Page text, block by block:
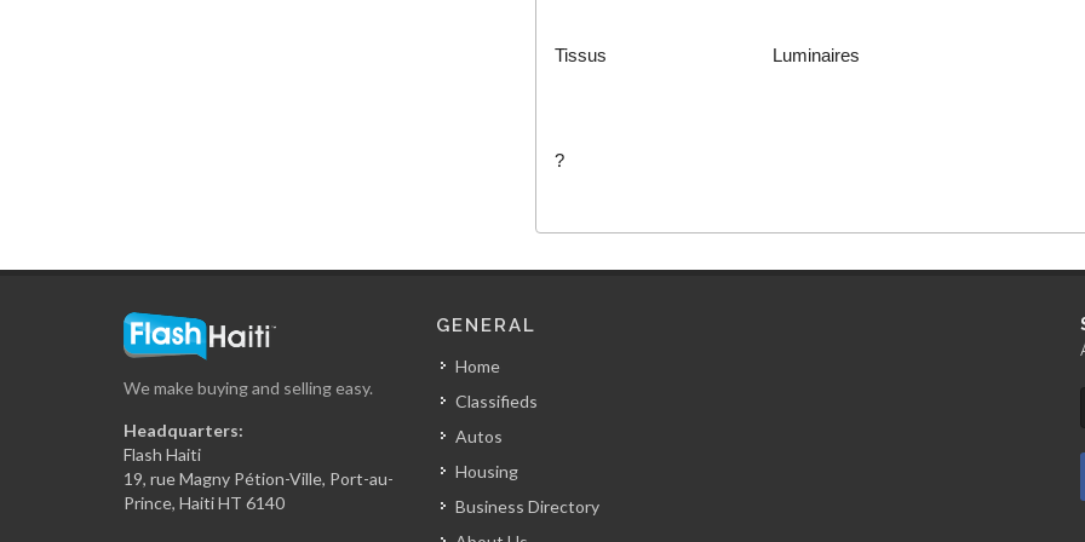
Tissus Luminaires
?
Coin d'…
Decoratti
We make buying and selling easy.
Headquarters:
Flash Haiti
19, rue Magny Pétion-Ville, Port-au-
Prince, Haiti HT 6140
GENERAL
Home
Classifieds
Autos
Housing
Business Directory